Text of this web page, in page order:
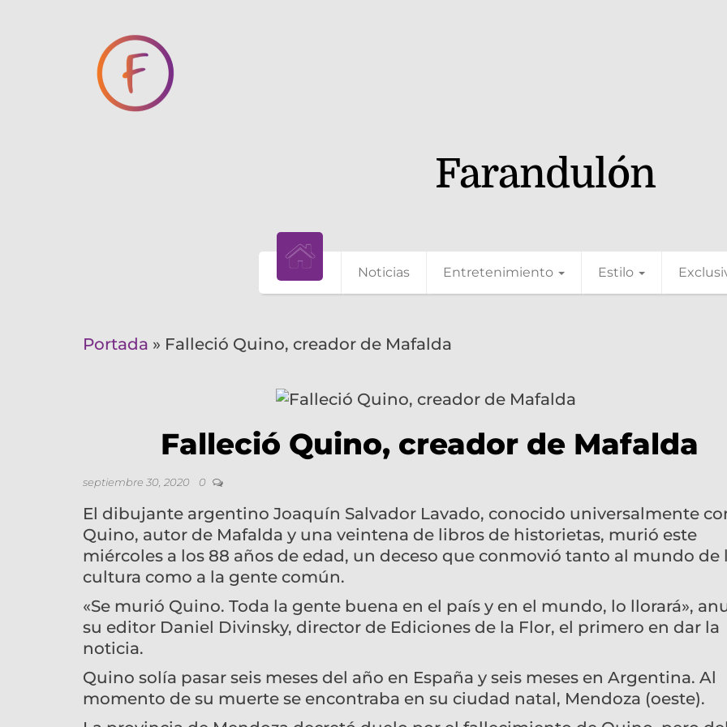
Farandulón
Noticias Entretenimiento Estilo
Portada » Falleció Quino, creador de Mafalda
Falleció Quino, creador de Mafalda
septiembre 30, 2020 0
El dibujante argentino Joaquín Salvador Lavado, conocido universalmente
Quino, autor de Mafalda y una veintena de libros de historietas, murió este
miércoles a los 88 años de edad, un deceso que conmovió tanto al mundo de
cultura como a la gente común.
«Se murió Quino. Toda la gente buena en el país y en el mundo, lo llorará»,
su editor Daniel Divinsky, director de Ediciones de la Flor, el primero en dar la
noticia.
Quino solía pasar seis meses del año en España y seis meses en Argentina. Al
momento de su muerte se encontraba en su ciudad natal, Mendoza (oeste).